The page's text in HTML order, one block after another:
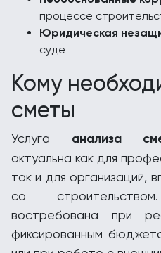
процессе
Юридическая
суде
Кому
сметы
Услуга анализа
актуальна как для
так и для организаций,
со
востребована при
фиксированным